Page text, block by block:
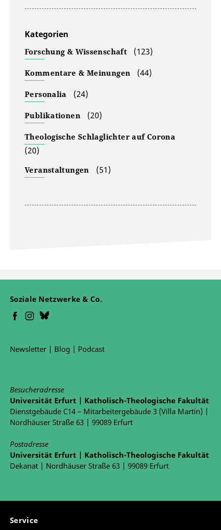
Kategorien
Forschung & Wissenschaft (123)
Kommentare & Meinungen (44)
Personalia (24)
Publikationen (20)
Theologische Schlaglichter auf Corona
(20)
Veranstaltungen (51)
Soziale Netzwerke & Co.
Newsletter | Blog | Podcast
Besucheradresse
Universität Erfurt | Katholisch-Theologische Fakultät
Dienstgebäude C14 – Mitarbeitergebäude 3 (Villa Martin) |
Nordhäuser Straße 63 | 99089 Erfurt
Postadresse
Universität Erfurt | Katholisch-Theologische Fakultät
Dekanat | Nordhäuser Straße 63 | 99089 Erfurt
Service